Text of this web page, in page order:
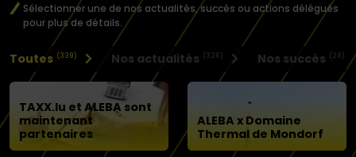
Sélectionner une de nos actualités, succès ou actions délégués
pour plus de détails.
Toutes (339) Nos actualités (326) Nos succès (28)
TAXX.lu et ALEBA sont
maintenant
partenaires
ALEBA x Domaine
Thermal de Mondorf